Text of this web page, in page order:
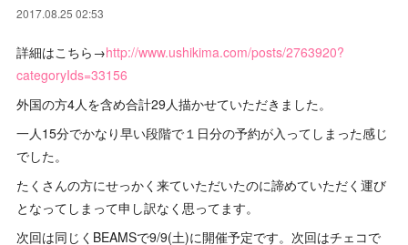
2017.08.25 02:53
詳細はこちら→http://www.ushikima.com/posts/2763920?
categoryIds=33156
外国の方4人を含め合計29人描かせていただきました。
一人15分でかなり早い段階で１日分の予約が入ってしまった感じ
でした。
たくさんの方にせっかく来ていただいたのに諦めていただく運び
となってしまって申し訳なく思ってます。
次回は同じくBEAMSで9/9(土)に開催予定です。次回はチェコで